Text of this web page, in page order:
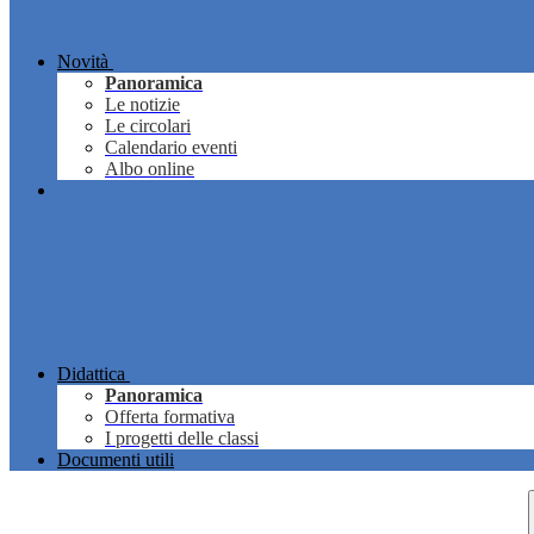
Novità
Panoramica
Le notizie
Le circolari
Calendario eventi
Albo online
Didattica
Panoramica
Offerta formativa
I progetti delle classi
Documenti utili